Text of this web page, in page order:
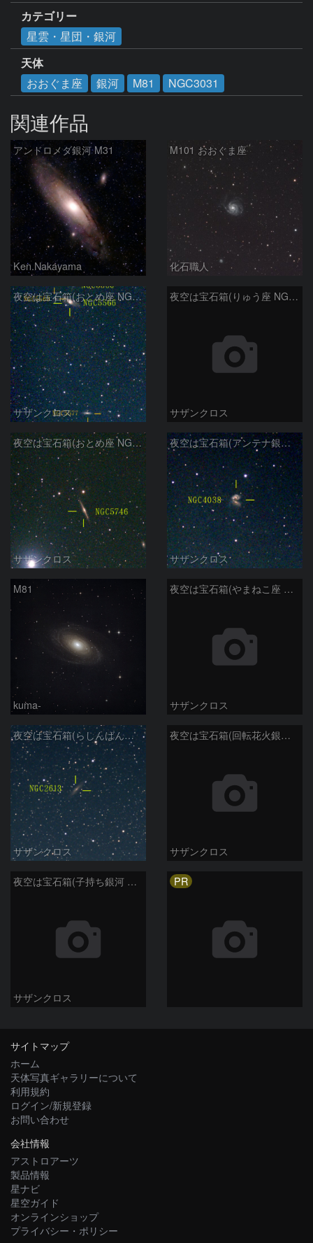
カテゴリー
星雲・星団・銀河
天体
おおぐま座
銀河 M81 NGC3031
関連作品
アンドロメダ銀河 M31
Ken.Nakayama
M101 おおぐま座
化石職人
夜空は宝石箱(おとめ座 NGC5566) Seestar50
サザンクロス
夜空は宝石箱(りゅう座 NGC6503) Seestar50
サザンクロス
夜空は宝石箱(おとめ座 NGC5746) Seestar50
サザンクロス
夜空は宝石箱(アンテナ銀河 NGC4038) Seestar50
サザンクロス
M81
kuma-
夜空は宝石箱(やまねこ座 NGC2683) Seestar50
サザンクロス
夜空は宝石箱(らしんばん座 NGC2613) Seestar50
サザンクロス
夜空は宝石箱(回転花火銀河 M101) Seestar50
サザンクロス
夜空は宝石箱(子持ち銀河 M51) Seestar50
サザンクロス
PR
サイトマップ
ホーム
天体写真ギャラリーについて
利用規約
ログイン/新規登録
お問い合わせ
会社情報
アストロアーツ
製品情報
星ナビ
星空ガイド
オンラインショップ
プライバシー・ポリシー